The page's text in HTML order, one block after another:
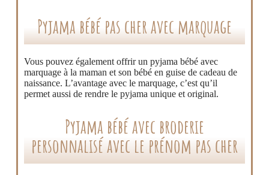
Pyjama bébé pas cher avec marquage
Vous pouvez également offrir un pyjama bébé avec
marquage à la maman et son bébé en guise de cadeau de
naissance. L’avantage avec le marquage, c’est qu’il
permet aussi de rendre le pyjama unique et original.
Pyjama bébé avec broderie
personnalisé avec le prénom pas cher